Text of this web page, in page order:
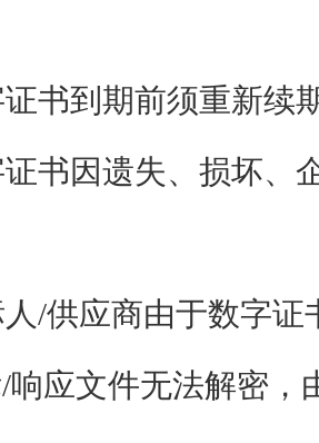
书到期前须重新续
书因遗失、损坏、
/供应商由于数字证
响应文件无法解密，